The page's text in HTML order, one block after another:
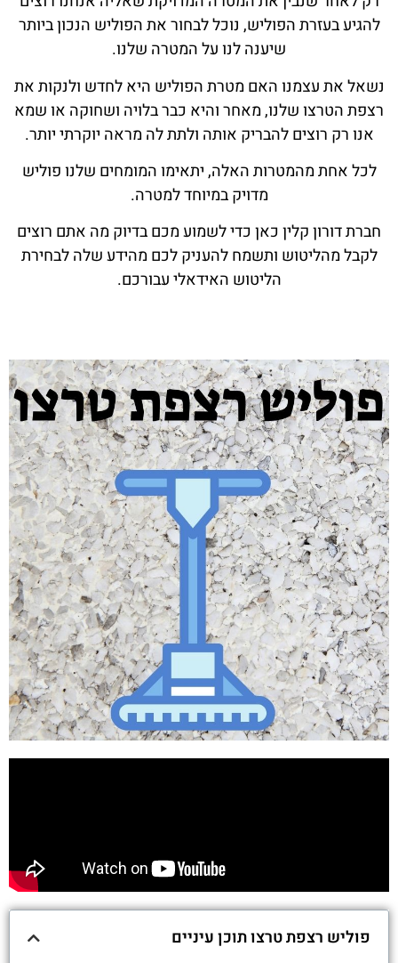
להגיע בעזרת הפוליש, נוכל לבחור את הפוליש הנכון ביותר
שיענה לנו על המטרה שלנו.
נשאל את עצמנו האם מטרת הפוליש היא לחדש ולנקות את
רצפת הטרצו שלנו, מאחר והיא כבר בלויה ושחוקה או שמא
אנו רק רוצים להבריק אותה ולתת לה מראה יוקרתי יותר.
לכל אחת מהמטרות האלה, יתאימו המומחים שלנו פוליש
מדויק במיוחד למטרה.
חברת דורון קלין כאן כדי לשמוע מכם בדיוק מה אתם רוצים
לקבל מהליטוש ותשמח להעניק לכם מהידע שלה לבחירת
הליטוש האידאלי עבורכם.
פוליש רצפת טרצו תוכן עיניים